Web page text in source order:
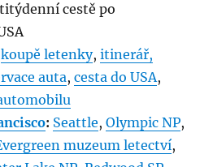
cestě po
koupě letenky,itinerář,
auta,cesta do USA,
: Seattle,Olympic NP,
muzeum letectví,